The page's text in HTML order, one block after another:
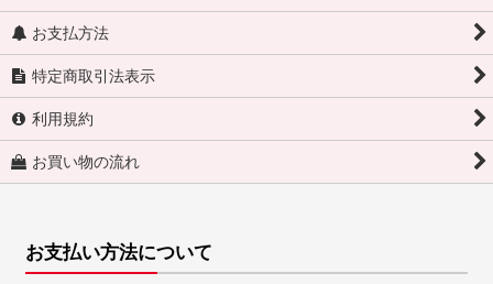
お支払方法
特定商取引法表示
利用規約
お買い物の流れ
お支払い方法について